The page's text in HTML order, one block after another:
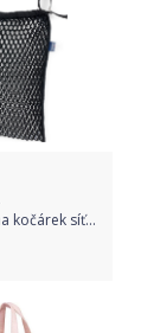
CHICCO Taška na kočárek síťovaná